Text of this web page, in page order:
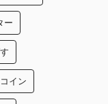
ー
コイン